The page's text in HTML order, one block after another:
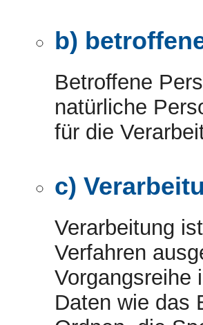
b)
Betroffene
natürliche
für die
c)
Verarbeitung
Verfahren
Vorgangsreihe
Daten wie das